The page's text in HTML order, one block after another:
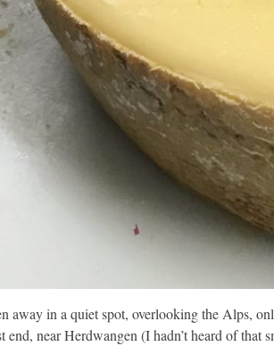
away in a quiet spot, overlooking the Alps,
end, near Herdwangen (I hadn’t heard of that